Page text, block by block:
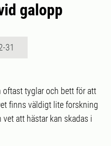
galopp
31
oftast tyglar och bett för att
finns väldigt lite forskning
att hästar kan skadas i